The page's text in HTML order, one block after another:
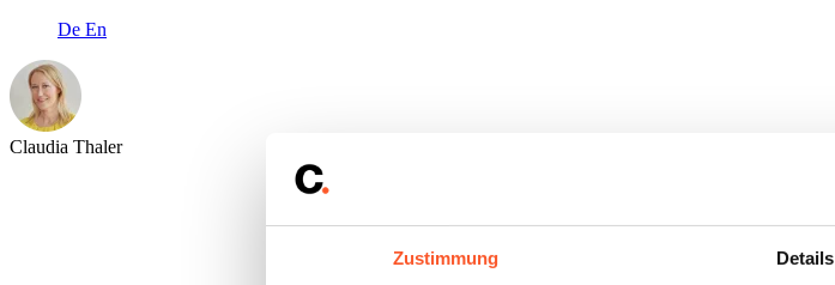
Zustimmung Details
De En
Claudia Thaler